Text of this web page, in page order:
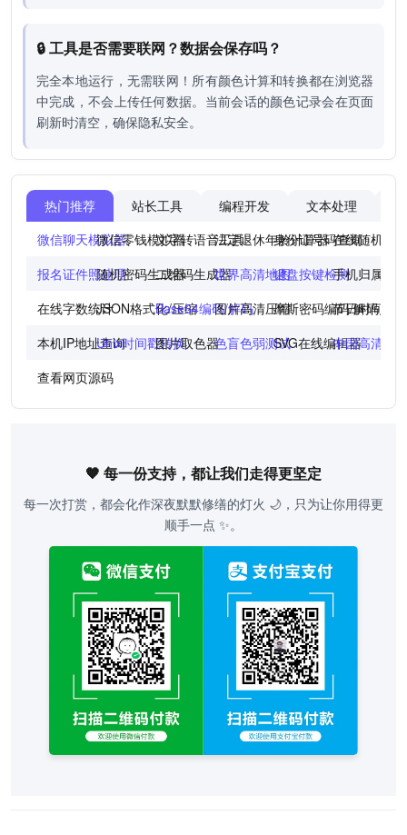
🔒 工具是否需要联网？数据会保存吗？
完全本地运行，无需联网！所有颜色计算和转换都在浏览器
中完成，不会上传任何数据。当前会话的颜色记录会在页面
刷新时清空，确保隐私安全。
热门推荐 站长工具 编程开发 文本处理
微信聊天模拟器微信零钱模拟器文字转语音工具法定退休年龄计算器
身份证号码查询在线随机点
报名证件照处理随机密码生成器二维码生成器世界高清地图键盘按键检测手机归属地
在线字数统计JSON格式化/压缩Base64编码/解码图片高清压缩摩斯密码编码/解码
节日时间倒
本机IP地址查询Unix时间戳转换图片取色器色盲色弱测试SVG在线编辑器中国高清地
查看网页源码
🧡 每一份支持，都让我们走得更坚定
每一次打赏，都会化作深夜默默修缮的灯火 🌙，只为让你用得更
顺手一点 ✨。